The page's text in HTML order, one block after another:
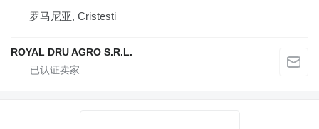
罗马尼亚, Cristesti
ROYAL DRU AGRO S.R.L.